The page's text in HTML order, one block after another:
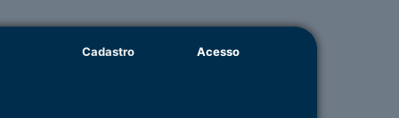
Cadastro Acesso